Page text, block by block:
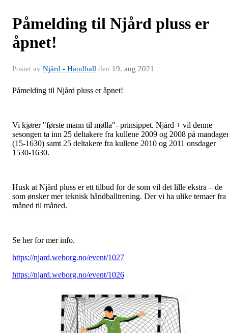
Påmelding til Njård pluss er
åpnet!
Postet av Njård - Håndball den 19. aug 2021
Påmelding til Njård pluss er åpnet!
Vi kjører "første mann til mølla"- prinsippet. Njård + vil denne
sesongen ta inn 25 deltakere fra kullene 2009 og 2008 på
(15-1630) samt 25 deltakere fra kullene 2010 og 2011 onsdager
1530-1630.
Husk at Njård pluss er ett tilbud for de som vil det lille ekstra – de
som ønsker merteknisk håndballtrening. Der vi ha ulike temaer fra
måned til måned.
Se her for mer info.
https://njard.weborg.no/event/1027
https://njard.weborg.no/event/1026